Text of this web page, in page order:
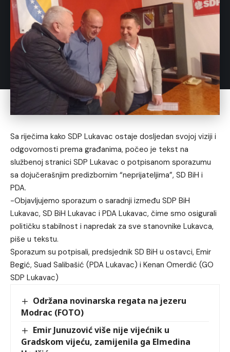
Sa riječima kako SDP Lukavac ostaje dosljedan svojoj viziji i
odgovornosti prema građanima, počeo je tekst na
službenoj stranici SDP Lukavac o potpisanom sporazumu
sa dojučerašnjim predizbornim “neprijateljima”, SD BiH i
PDA.
-Objavljujemo sporazum o saradnji između SDP BiH
Lukavac, SD BiH Lukavac i PDA Lukavac, čime smo osigurali
političku stabilnost i napredak za sve stanovnike Lukavca,
piše u tekstu.
Sporazum su potpisali, predsjednik SD BiH u ostavci, Emir
Begić, Suad Salibašić (PDA Lukavac) i Kenan Omerdić (GO
SDP Lukavac)
Održana novinarska regata na jezeru
Modrac (FOTO)
Emir Junuzović više nije vijećnik u
Gradskom vijeću, zamijenila ga Elmedina